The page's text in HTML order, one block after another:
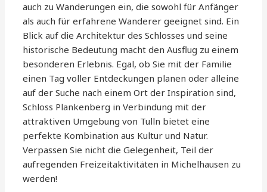
auch zu Wanderungen ein, die sowohl für Anfänger
als auch für erfahrene Wanderer geeignet sind. Ein
Blick auf die Architektur des Schlosses und seine
historische Bedeutung macht den Ausflug zu einem
besonderen Erlebnis. Egal, ob Sie mit der Familie
einen Tag voller Entdeckungen planen oder alleine
auf der Suche nach einem Ort der Inspiration sind,
Schloss Plankenberg in Verbindung mit der
attraktiven Umgebung von Tulln bietet eine
perfekte Kombination aus Kultur und Natur.
Verpassen Sie nicht die Gelegenheit, Teil der
aufregenden Freizeitaktivitäten in Michelhausen zu
werden!